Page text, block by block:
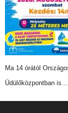
Ma 14 órától
Üdülőközpontban is…